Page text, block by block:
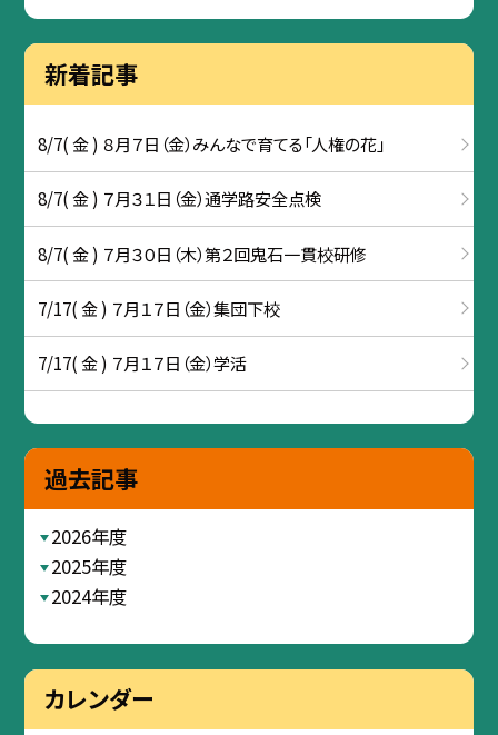
新着記事
8/7( 金 ) ８月７日（金）みんなで育てる「人権の花」
8/7( 金 ) ７月３１日（金）通学路安全点検
8/7( 金 ) ７月３０日（木）第２回鬼石一貫校研修
7/17( 金 ) ７月１７日（金）集団下校
7/17( 金 ) ７月１７日（金）学活
過去記事
2026年度
2025年度
2024年度
カレンダー